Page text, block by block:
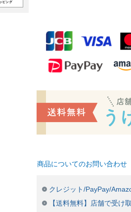
商品についてのお問い合わせ
クレジット/PayPay/
【送料無料】店舗で受け